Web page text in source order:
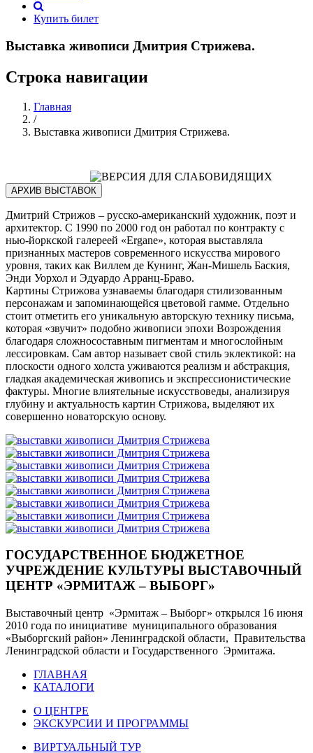
Купить билет
Выставка живописи Дмитрия Стрижева.
Строка навигации
Главная
/
Выставка живописи Дмитрия Стрижева.
АРХИВ ВЫСТАВОК
Дмитрий Стрижов – русско-американский художник, поэт и
архитектор. С 1990 по 2000 год он работал по контракту с
нью-йоркской галереей «Ergane», которая выставляла
признанных мастеров современного искусства мирового
уровня, таких как Виллем де Кунинг, Жан-Мишель Баския,
Энди Уорхол и Эдуардо Арранц-Браво.
Картины Стрижова узнаваемы благодаря стилизованным
персонажам и запоминающейся цветовой гамме. Отдельно
стоит отметить его уникальную авторскую технику письма,
которая «звучит» подобно живописи эпохи Возрождения
благодаря сложносоставным пигментам и многослойным
лессировкам. Сам автор называет свой стиль эклектикой: на
плоскости одного холста уживаются реализм и абстракция,
гладкая академическая живопись и экспрессионистические
фактуры. Многие влиятельные искусствоведы, анализируя
глубину и актуальность картин Стрижова, выделяют их
совершенно новаторскую основу.
ГОСУДАРСТВЕННОЕ БЮДЖЕТНОЕ
УЧРЕЖДЕНИЕ КУЛЬТУРЫ ВЫСТАВОЧНЫЙ
ЦЕНТР «ЭРМИТАЖ – ВЫБОРГ»
Выставочный центр «Эрмитаж – Выборг» открылся 16 июня
2010 года по инициативе муниципального образования
«Выборгский район» Ленинградской области, Правительства
Ленинградской области и Государственного Эрмитажа.
ГЛАВНАЯ
КАТАЛОГИ
О ЦЕНТРЕ
ЭКСКУРСИИ И ПРОГРАММЫ
ВИРТУАЛЬНЫЙ ТУР